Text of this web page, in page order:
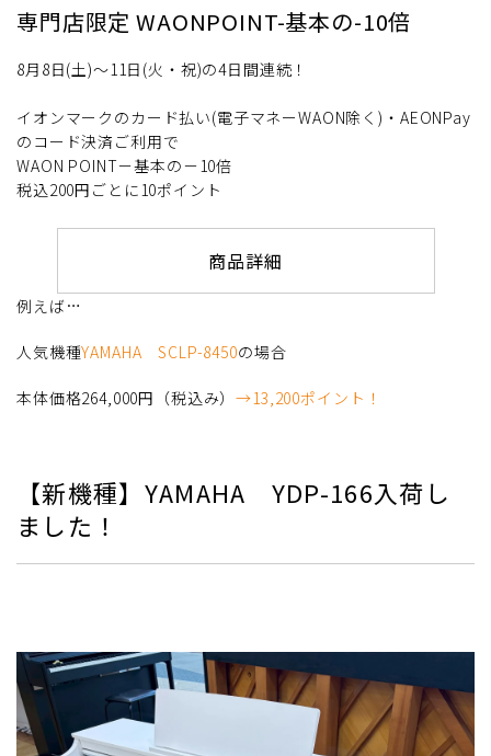
専門店限定 WAONPOINT-基本の-10倍
8月8日(土)～11日(火・祝)の4日間連続！
イオンマークのカード払い(電子マネーWAON除く)・AEONPay
のコード決済ご利用で
WAON POINT－基本の－10倍
税込200円ごとに10ポイント
商品詳細
例えば…
人気機種YAMAHA SCLP-8450の場合
本体価格264,000円（税込み）→13,200ポイント！
【新機種】YAMAHA YDP-166入荷し
ました！